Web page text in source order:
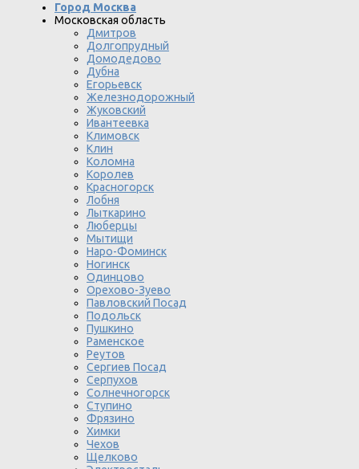
Город Москва
Московская область
Дмитров
Долгопрудный
Домодедово
Дубна
Егорьевск
Железнодорожный
Жуковский
Ивантеевка
Климовск
Клин
Коломна
Королев
Красногорск
Лобня
Лыткарино
Люберцы
Мытищи
Наро-Фоминск
Ногинск
Одинцово
Орехово-Зуево
Павловский Посад
Подольск
Пушкино
Раменское
Реутов
Сергиев Посад
Серпухов
Солнечногорск
Ступино
Фрязино
Химки
Чехов
Щелково